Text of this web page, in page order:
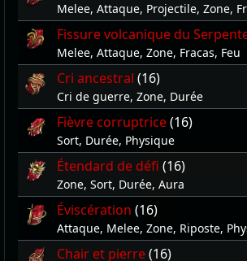
Melee, Attaque, Projectile, Zone,
Fissure volcanique du
Melee, Attaque, Zone, Fracas, Feu
Cri ancestral (16)
Cri de guerre, Zone, Durée
Fièvre corruptrice(16)
Sort, Durée, Physique
Étendard de défi (16)
Zone, Sort, Durée, Aura
Éviscération (16)
Attaque, Melee, Zone, Riposte,
Chair et pierre(16)